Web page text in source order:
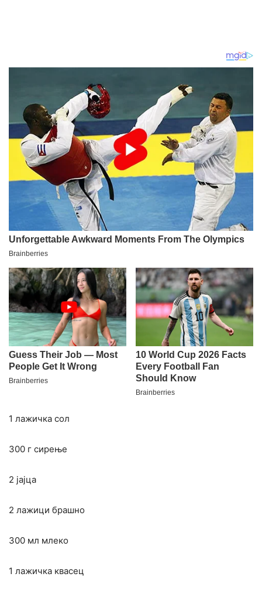
1 лажичка сол
300 г сирење
2 јајца
2 лажици брашно
300 мл млеко
1 лажичка квасец